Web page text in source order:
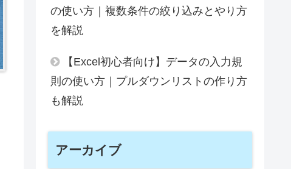
の使い方｜複数条件の絞り込みとやり方
を解説
【Excel初心者向け】データの入力規
則の使い方｜プルダウンリストの作り方
も解説
アーカイブ